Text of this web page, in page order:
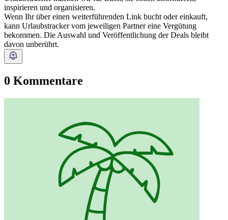
inspirieren und organisieren.
Wenn Ihr über einen weiterführenden Link bucht oder einkauft,
kann Urlaubstracker vom jeweiligen Partner eine Vergütung
bekommen. Die Auswahl und Veröffentlichung der Deals bleibt
davon unberührt.
0 Kommentare